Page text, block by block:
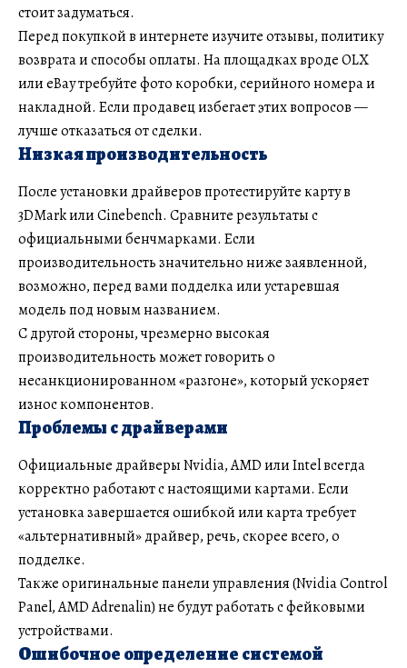
стоит задуматься.
Перед покупкой в интернете изучите отзывы, политику
возврата и способы оплаты. На площадках вроде OLX
или eBay требуйте фото коробки, серийного номера и
накладной. Если продавец избегает этих вопросов —
лучше отказаться от сделки.
Низкая производительность
После установки драйверов протестируйте карту в
3DMark или Cinebench. Сравните результаты с
официальными бенчмарками. Если
производительность значительно ниже заявленной,
возможно, перед вами подделка или устаревшая
модель под новым названием.
С другой стороны, чрезмерно высокая
производительность может говорить о
несанкционированном «разгоне», который ускоряет
износ компонентов.
Проблемы с драйверами
Официальные драйверы Nvidia, AMD или Intel всегда
корректно работают с настоящими картами. Если
установка завершается ошибкой или карта требует
«альтернативный» драйвер, речь, скорее всего, о
подделке.
Также оригинальные панели управления (Nvidia Control
Panel, AMD Adrenalin) не будут работать с фейковыми
устройствами.
Ошибочное определение системой